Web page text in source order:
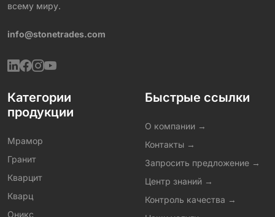
всему миру.
info@stonetrades.com
Категории
продукции
Мрамор
Гранит
Кварцит
Кварц
Оникс
Быстрые ссылки
О компании →
Контакты →
Запросить предложение →
Центр знаний →
Контроль качества →